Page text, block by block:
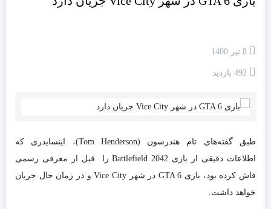
8 تیر 1400
طبق گفته‌های تام هندرسون (Tom Henderson)، اینسایدری که
اطلاعات دقیقی از بازی Battlefield 2042 را قبل از معرفی رسمی
فاش کرده بود، بازی GTA 6 در شهر Vice City و در زمان حال جریان
خواهد داشت.